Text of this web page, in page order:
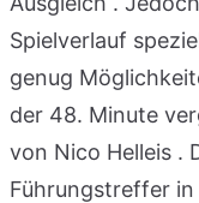
Spielverlauf
genug
der 48. Minute
von Nico Helleis .
Führungstreffer